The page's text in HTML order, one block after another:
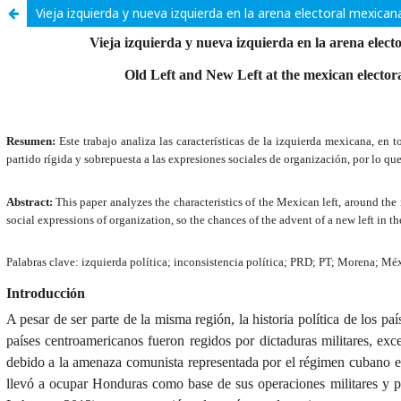
Vieja izquierda y nueva izquierda en la arena electoral